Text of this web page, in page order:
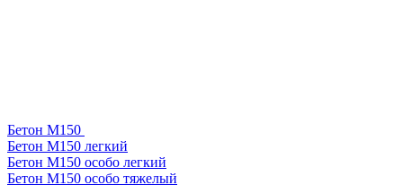
Бетон М150
Бетон М150 легкий
Бетон М150 особо легкий
Бетон М150 особо тяжелый